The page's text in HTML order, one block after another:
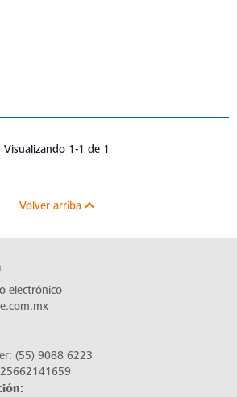
Visualizando 1-1 de 1
Volver arriba
electrónico
(55) 9088 6223